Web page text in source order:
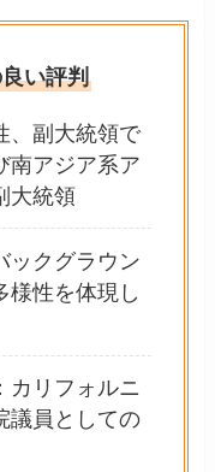
い評判
、副大統領で
南アジア系ア
大統領
ックグラウン
様性を体現し
カリフォルニ
議員としての